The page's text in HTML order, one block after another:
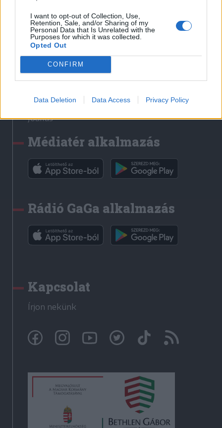
I want to opt-out of Collection, Use,
Retention, Sale, and/or Sharing of my
Personal Data that Is Unrelated with the
Purposes for which it was collected.
Opted Out
CONFIRM
Data Deletion Data Access Privacy Policy
Liget
Krónika
Bihari Napló
Erdélyi Napló
Főtér
Rádió GaGa
Jóállás
Médiatér alkalmazás
Rádió GaGa alkalmazás
Kapcsolat
Írjon nekünk